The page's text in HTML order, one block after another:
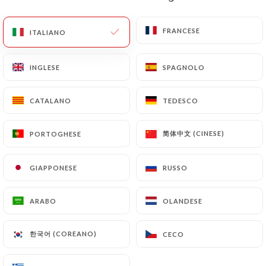
ITALIANO FRANCESE
INGLESE SPAGNOLO
CATALANO TEDESCO
PORTOGHESE 简体中文 (CINESE)
GIAPPONESE RUSSO
ARABO OLANDESE
한국어 (COREANO) CECO
Contatto
ITALIANO FRANCESE
INGLESE SPAGNOLO
CATALANO TEDESCO
PORTOGHESE 简体中文 (CINESE)
GIAPPONESE RUSSO
ARABO OLANDESE
한국어 (COREANO) CECO